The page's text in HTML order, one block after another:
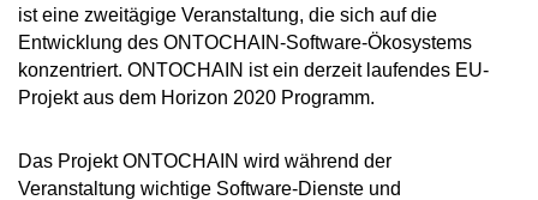
ist eine zweitägige Veranstaltung, die sich auf die
Entwicklung des ONTOCHAIN-Software-Ökosystems
konzentriert. ONTOCHAIN ist ein derzeit laufendes EU-
Projekt aus dem Horizon 2020 Programm.
Das Projekt ONTOCHAIN wird während der
Veranstaltung wichtige Software-Dienste und